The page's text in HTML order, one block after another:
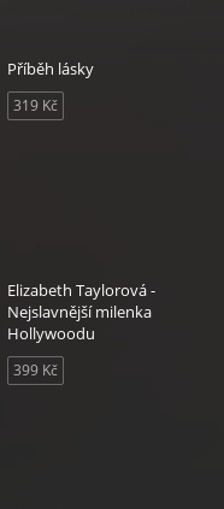
Příběh lásky
319 Kč
Elizabeth Taylorová -
Nejslavnější milenka
Hollywoodu
399 Kč